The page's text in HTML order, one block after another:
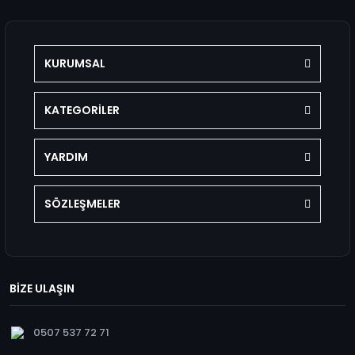
KURUMSAL
KATEGORİLER
YARDIM
SÖZLEŞMELER
BİZE ULAŞIN
0507 537 72 71